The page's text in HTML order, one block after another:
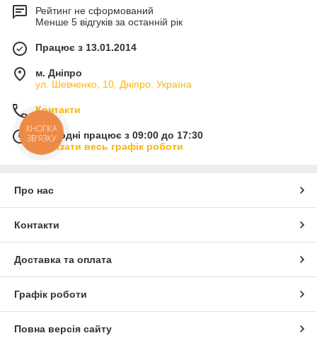
Рейтинг не сформований
Менше 5 відгуків за останній рік
Працює з 13.01.2014
м. Дніпро
ул. Шевченко, 10, Дніпро, Україна
Контакти
Сьогодні працює з 09:00 до 17:30
Показати весь графік роботи
Про нас
Контакти
Доставка та оплата
Графік роботи
Повна версія сайту
КНОПКА
ЗВ'ЯЗКУ